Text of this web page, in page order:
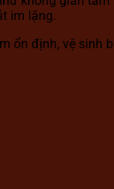
im lặng.
ổn định, vệ sinh